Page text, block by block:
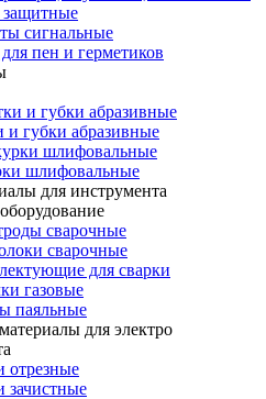
сигнальные
пен и герметиков
и губки абразивные
шлифовальные
для инструмента
сварочные
сварочные
для сварки
газовые
паяльные
для электро
отрезные
зачистные